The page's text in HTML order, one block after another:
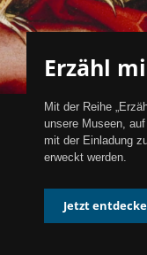
Erzähl
Mit der Reihe
unsere Museen,
mit der Einladung
erweckt werden.
Jetzt